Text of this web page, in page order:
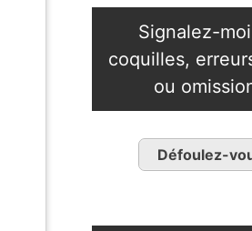
Signalez-
coquilles,
ou
Défoulez-